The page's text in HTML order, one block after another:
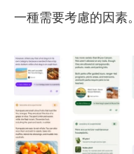
一種需要考慮的因素。